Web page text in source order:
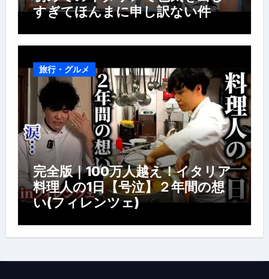
すぎてほんまに申し訳ない件
旅行・グルメ
完全版｜100万人越え！イタリア
料理人の1日【号泣】２年間の想
い(フィレンツェ)